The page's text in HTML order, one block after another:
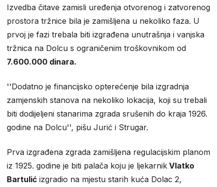
Izvedba čitave zamisli uređenja otvorenog i zatvorenog
prostora tržnice bila je zamišljena u nekoliko faza. U
prvoj je fazi trebala biti izgrađena unutrašnja i vanjska
tržnica na Dolcu s ograničenim troškovnikom od
7.600.000 dinara.
''Dodatno je financijsko opterećenje bila izgradnja
zamjenskih stanova na nekoliko lokacija, koji su trebali
biti dodijeljeni stanarima zgrada srušenih do kraja 1926.
godine na Dolcu'', pišu Jurić i Strugar.
Prva izgrađena zgrada zamišljena regulacijskim planom
iz 1925. godine je biti palača koju je ljekarnik Vlatko
Bartulić izgradio na mjestu starih kuća Dolac 2,